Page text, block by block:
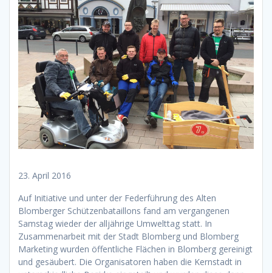
23. April 2016
Auf Initiative und unter der Federführung des Alten
Blomberger Schützenbataillons fand am vergangenen
Samstag wieder der alljährige Umwelttag statt. In
Zusammenarbeit mit der Stadt Blomberg und Blomberg
Marketing wurden öffentliche Flächen in Blomberg gereinigt
und gesäubert. Die Organisatoren haben die Kernstadt in